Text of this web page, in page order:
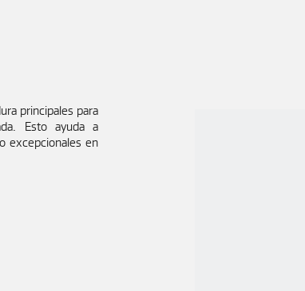
principales para
Esto ayuda a
excepcionales en